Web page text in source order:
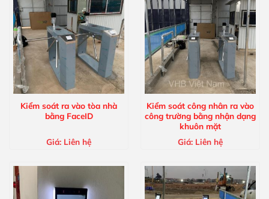
Kiểm soát ra vào tòa nhà
bằng FaceID
Giá: Liên hệ
Kiểm soát công nhân ra vào
công trường bằng nhận dạng
khuôn mặt
Giá: Liên hệ